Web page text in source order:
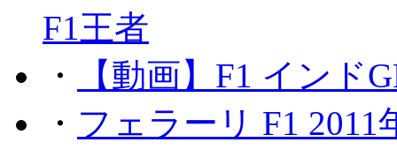
F1王者
・
【動画】F1 インド
・ フェラーリ F1